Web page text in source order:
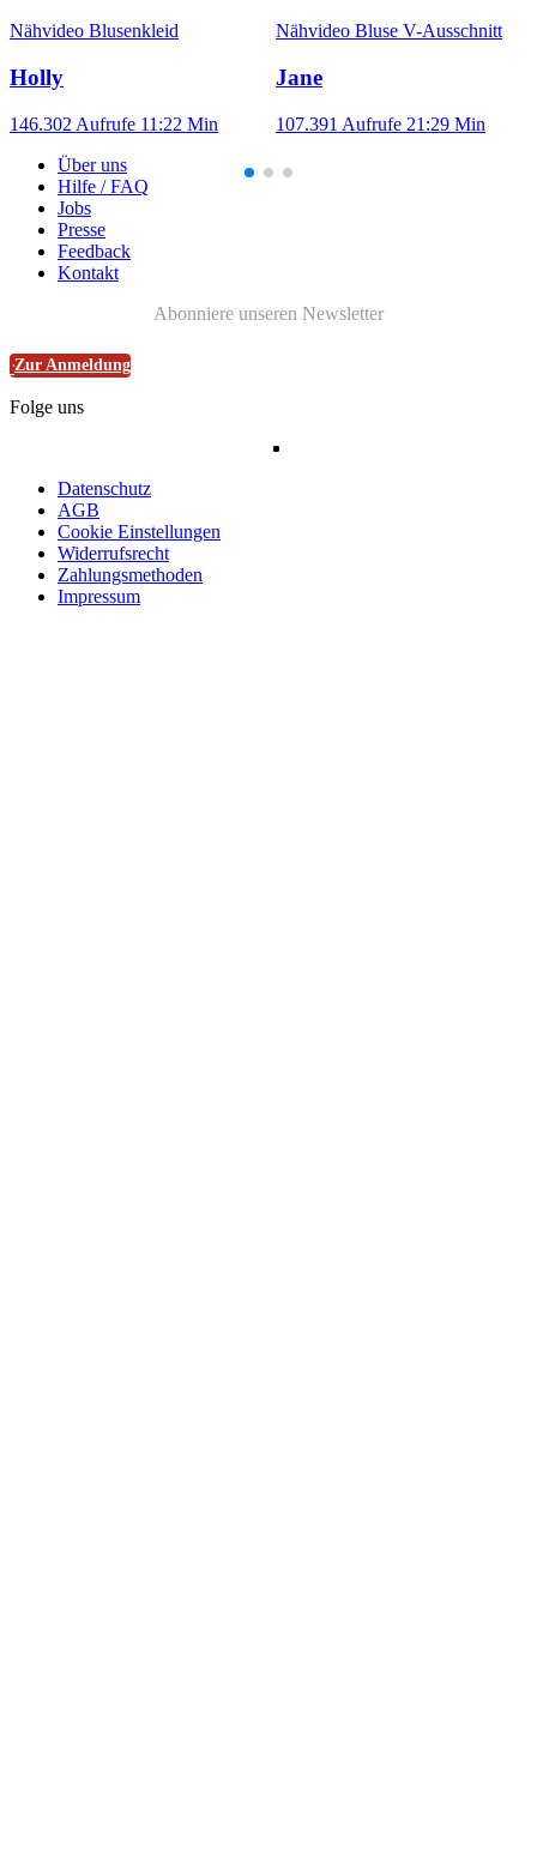
Nähvideo Blusenkleid
Holly
146.302 Aufrufe 11:22 Min
Nähvideo Bluse V-Ausschnitt
Jane
107.391 Aufrufe 21:29 Min
Über uns
Hilfe / FAQ
Jobs
Presse
Feedback
Kontakt
Abonniere unseren Newsletter
Zur Anmeldung
Folge uns
Datenschutz
AGB
Cookie Einstellungen
Widerrufsrecht
Zahlungsmethoden
Impressum